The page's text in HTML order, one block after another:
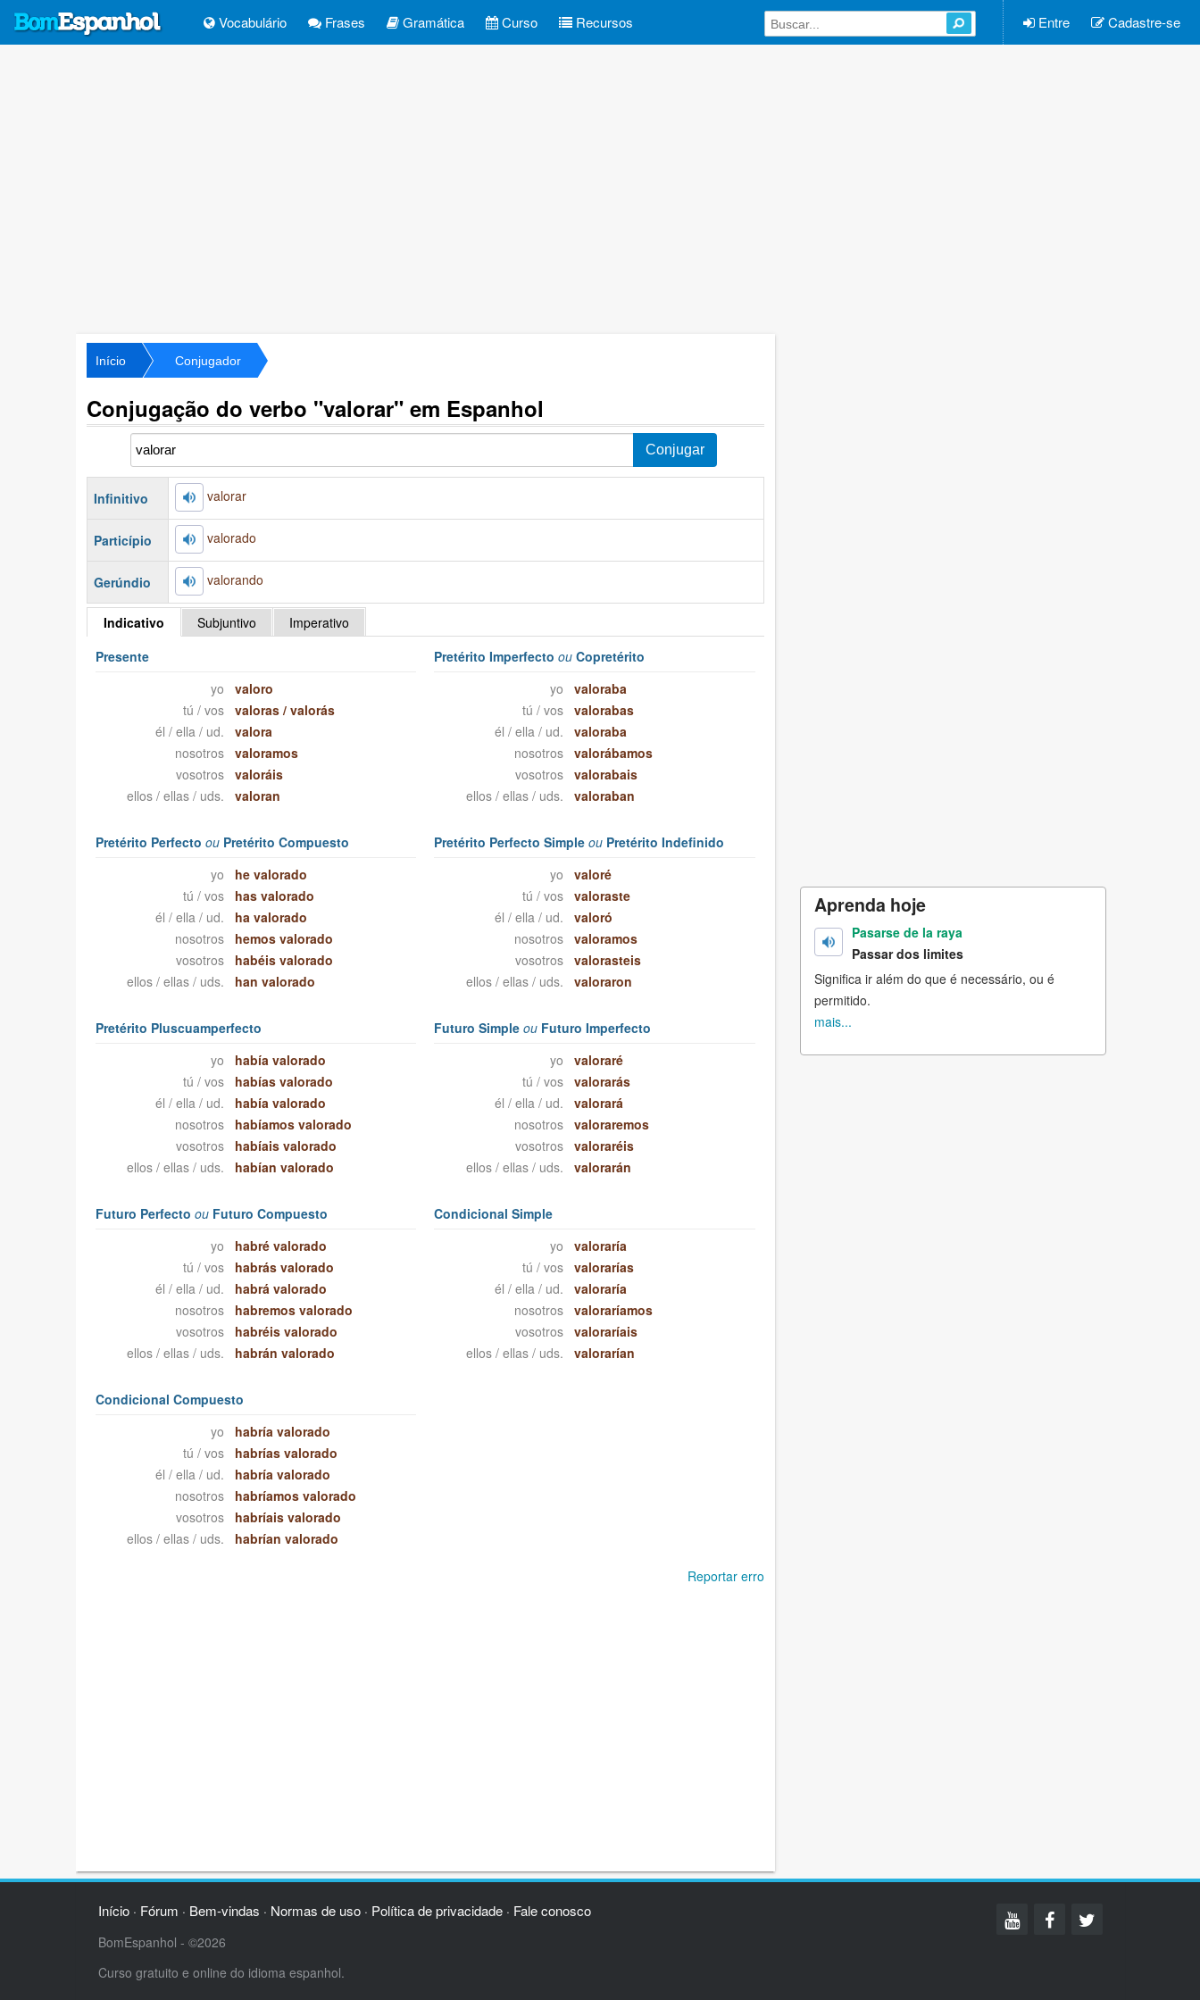
Vocabulário Frases Gramática Curso Recursos Entre Cadastre-se
Início Conjugador
Conjugação do verbo "valorar" em Espanhol
Infinitivo valorar
Particípio valorado
Gerúndio valorando
Indicativo Subjuntivo
Imperativo
Presente
yo
valoro
tú / vos
valoras /valorás
él / ella / ud.
valora
nosotros
valoramos
vosotros
valoráis
ellos / ellas / uds.
valoran
Pretérito Imperfectoou Copretérito
yo
valoraba
tú / vos
valorabas
él / ella / ud.
valoraba
nosotros
valorábamos
vosotros
valorabais
ellos / ellas / uds.
valoraban
Pretérito Perfecto ouPretérito Compuesto
yo
he valorado
tú / vos
has valorado
él / ella / ud.
ha valorado
nosotros
hemos valorado
vosotros
habéis valorado
ellos / ellas / uds.
han valorado
Pretérito Perfecto Simpleou Pretérito Indefinido
yo
valoré
tú / vos
valoraste
él / ella / ud.
valoró
nosotros
valoramos
vosotros
valorasteis
ellos / ellas / uds.
valoraron
Pretérito Pluscuamperfecto
yo
había valorado
tú / vos
habías valorado
él / ella / ud.
había valorado
nosotros
habíamos valorado
vosotros
habíais valorado
ellos / ellas / uds.
habían valorado
Futuro Simpleou Futuro Imperfecto
yo
valoraré
tú / vos
valorarás
él / ella / ud.
valorará
nosotros
valoraremos
vosotros
valoraréis
ellos / ellas / uds.
valorarán
Futuro Perfecto ouFuturo Compuesto
yo
habré valorado
tú / vos
habrás valorado
él / ella / ud.
habrá valorado
nosotros
habremos valorado
vosotros
habréis valorado
ellos / ellas / uds.
habrán valorado
Condicional Simple
yo
valoraría
tú / vos
valorarías
él / ella / ud.
valoraría
nosotros
valoraríamos
vosotros
valoraríais
ellos / ellas / uds.
valorarían
Condicional Compuesto
yo
habría valorado
tú / vos
habrías valorado
él / ella / ud.
habría valorado
nosotros
habríamos valorado
vosotros
habríais valorado
ellos / ellas / uds.
habrían valorado
Reportar erro
Aprenda hoje
Pasarse de la raya
Passar dos limites
Significa ir além do que é necessário, ou é
permitido.
mais...
Início· Fórum · Bem-vindas · Normas de uso· Política de privacidade· Fale conosco
BomEspanhol - ©2026
Curso gratuito e online do idioma espanhol.